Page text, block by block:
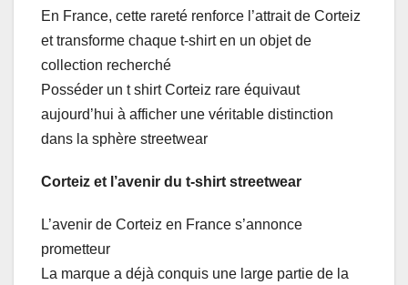
En France, cette rareté renforce l’attrait de Corteiz
et transforme chaque t-shirt en un objet de
collection recherché
Posséder un t shirt Corteiz rare équivaut
aujourd’hui à afficher une véritable distinction
dans la sphère streetwear
Corteiz et l’avenir du t-shirt streetwear
L’avenir de Corteiz en France s’annonce
prometteur
La marque a déjà conquis une large partie de la